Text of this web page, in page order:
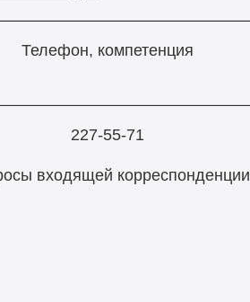
Телефон, компетенция
227-55-71
входящей корреспонденции